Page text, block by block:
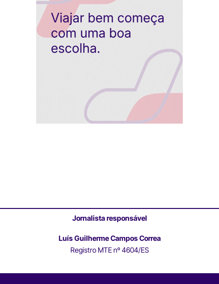
Jornalista responsável
Luís Guilherme Campos Correa
Registro MTE nº 4604/ES